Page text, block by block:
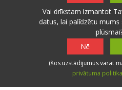
© 2026 meteolapa.lv. v2
Raksti· Galerijas·
laika apstākļi· Sazināties·
Lietošanas noteikumi·
Vai drīkstam izmantot
datus, lai palīdzētu
Nē
(šos uzstādījumus varat
privātuma